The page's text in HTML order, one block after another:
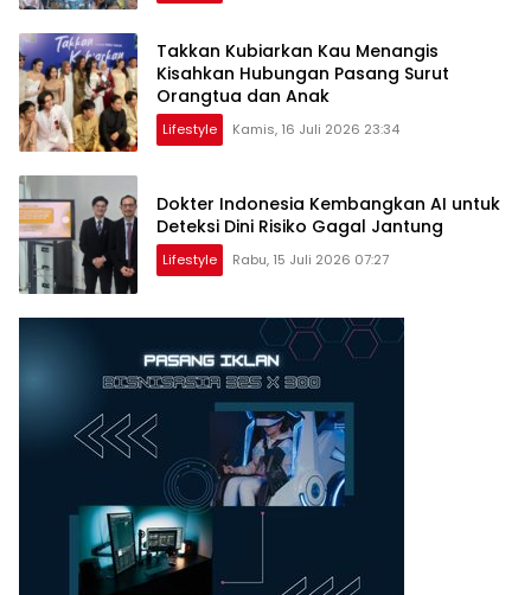
Takkan Kubiarkan Kau Menangis
Kisahkan Hubungan Pasang Surut
Orangtua dan Anak
Lifestyle Kamis, 16 Juli 2026 23:34
Dokter Indonesia Kembangkan AI untuk
Deteksi Dini Risiko Gagal Jantung
Lifestyle Rabu, 15 Juli 2026 07:27